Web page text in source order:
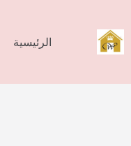
المحتوى
الرئيسية